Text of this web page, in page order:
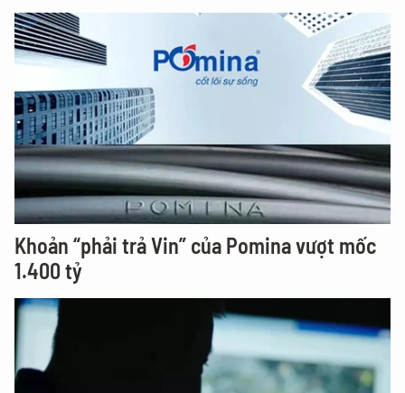
Khoản “phải trả Vin” của Pomina vượt mốc
1.400 tỷ